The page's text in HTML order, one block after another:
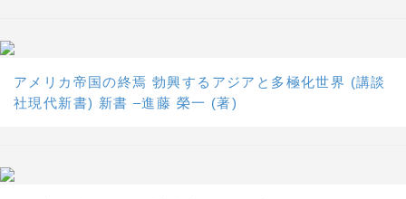
アメリカ帝国の終焉 勃興するアジアと多極化世界 (講談
社現代新書) 新書 –進藤 榮一 (著)